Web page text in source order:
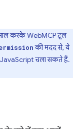
करके WebMCP टूल
की मदद से, ये
चला सकते हैं.